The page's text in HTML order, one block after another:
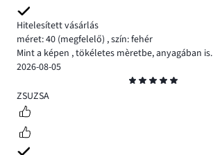
Hitelesített vásárlás
méret: 40 (megfelelő) ,szín: fehér
Mint a képen , tökéletes mèretbe, anyagában is.
2026-08-05
5
ZSUZSA